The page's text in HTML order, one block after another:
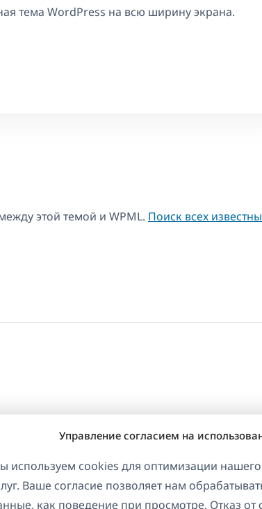
Управление согласием на
используем cookies для оптимизации нашего
Ваше согласие позволяет нам
как поведение при просмотре. Отказ от
тема WordPress на всю ширину экрана.
этой темой и WPML. Поиск всех
О
GDPR и